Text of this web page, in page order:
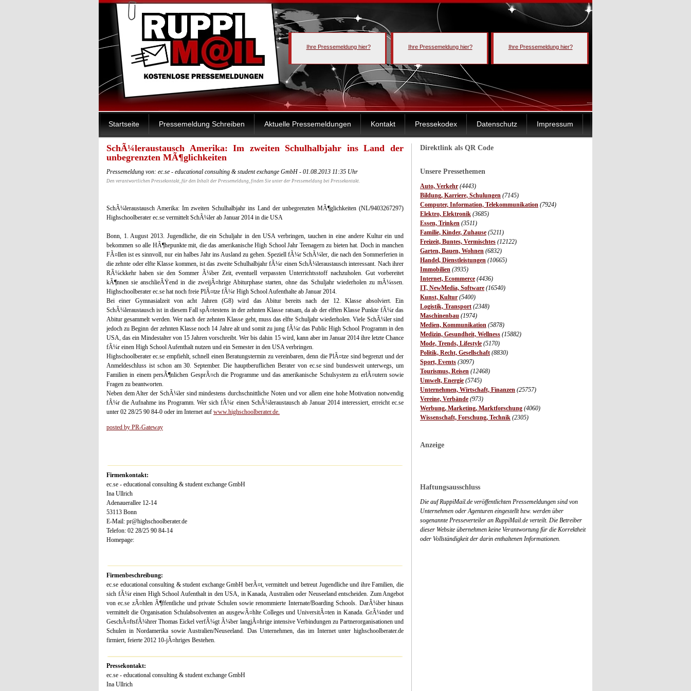
Ihre Pressemeldung hier? Ihre Pressemeldung hier? Ihre Pressemeldung hier?
Startseite Pressemeldung Schreiben Aktuelle Pressemeldungen Kontakt Pressekodex Datenschutz Impressum
Direktlink als QR Code
Unsere Pressethemen
Auto, Verkehr (4443)
Bildung, Karriere, Schulungen (7145)
Computer, Information, Telekommunikation (7924)
Elektro, Elektronik (3685)
Essen, Trinken (3511)
Familie, Kinder, Zuhause (5211)
Freizeit, Buntes, Vermischtes (12122)
Garten, Bauen, Wohnen (6832)
Handel, Dienstleistungen (10665)
Immobilien (3935)
Internet, Ecommerce (4436)
IT, NewMedia, Software (16540)
Kunst, Kultur (5400)
Logistik, Transport (2348)
Maschinenbau (1974)
Medien, Kommunikation (5878)
Medizin, Gesundheit, Wellness (15882)
Mode, Trends, Lifestyle (5170)
Politik, Recht, Gesellschaft (8830)
Sport, Events (3097)
Tourismus, Reisen (12468)
Umwelt, Energie (5745)
Unternehmen, Wirtschaft, Finanzen (25757)
Vereine, Verbände (973)
Werbung, Marketing, Marktforschung (4060)
Wissenschaft, Forschung, Technik (2305)
Anzeige
Haftungsausschluss
Die auf RuppiMail.de veröffentlichten Pressemeldungen sind von
Unternehmen oder Agenturen eingestellt bzw. werden über
sogenannte Presseverteiler an RuppiMail.de verteilt. Die Betreiber
dieser Website übernehmen keine Verantwortung für die Korrektheit
oder Vollständigkeit der darin enthaltenen Informationen.
SchÃ¼leraustausch Amerika: Im zweiten Schulhalbjahr ins Land der
unbegrenzten MÃ¶glichkeiten
Pressemeldung von: ec.se - educational consulting & student exchange GmbH - 01.08.2013 11:35 Uhr
Den verantwortlichen Pressekontakt, für den Inhalt der Pressemeldung, finden Sie unter der Pressemeldung bei Pressekontakt.
SchÃ¼leraustausch Amerika: Im zweiten Schulhalbjahr ins Land der unbegrenzten MÃ¶glichkeiten (NL/9403267297)
Highschoolberater ec.se vermittelt SchÃ¼ler ab Januar 2014 in die USA
Bonn, 1. August 2013. Jugendliche, die ein Schuljahr in den USA verbringen, tauchen in eine andere Kultur ein und
bekommen so alle HÃ¶hepunkte mit, die das amerikanische High School Jahr Teenagern zu bieten hat. Doch in manchen
FÃ¤llen ist es sinnvoll, nur ein halbes Jahr ins Ausland zu gehen. Speziell fÃ¼r SchÃ¼ler, die nach den Sommerferien in
die zehnte oder elfte Klasse kommen, ist das zweite Schulhalbjahr fÃ¼r einen SchÃ¼leraustausch interessant. Nach ihrer
RÃ¼ckkehr haben sie den Sommer Ã¼ber Zeit, eventuell verpassten Unterrichtsstoff nachzuholen. Gut vorbereitet
kÃ¶nnen sie anschlieÃŸend in die zweijÃ¤hrige Abiturphase starten, ohne das Schuljahr wiederholen zu mÃ¼ssen.
Highschoolberater ec.se hat noch freie PlÃ¤tze fÃ¼r High School Aufenthalte ab Januar 2014.
Bei einer Gymnasialzeit von acht Jahren (G8) wird das Abitur bereits nach der 12. Klasse absolviert. Ein
SchÃ¼leraustausch ist in diesem Fall spÃ¤testens in der zehnten Klasse ratsam, da ab der elften Klasse Punkte fÃ¼r das
Abitur gesammelt werden. Wer nach der zehnten Klasse geht, muss das elfte Schuljahr wiederholen. Viele SchÃ¼ler sind
jedoch zu Beginn der zehnten Klasse noch 14 Jahre alt und somit zu jung fÃ¼r das Public High School Programm in den
USA, das ein Mindestalter von 15 Jahren vorschreibt. Wer bis dahin 15 wird, kann aber im Januar 2014 ihre letzte Chance
fÃ¼r einen High School Aufenthalt nutzen und ein Semester in den USA verbringen.
Highschoolberater ec.se empfiehlt, schnell einen Beratungstermin zu vereinbaren, denn die PlÃ¤tze sind begrenzt und der
Anmeldeschluss ist schon am 30. September. Die hauptberuflichen Berater von ec.se sind bundesweit unterwegs, um
Familien in einem persÃ¶nlichen GesprÃ¤ch die Programme und das amerikanische Schulsystem zu erlÃ¤utern sowie
Fragen zu beantworten.
Neben dem Alter der SchÃ¼ler sind mindestens durchschnittliche Noten und vor allem eine hohe Motivation notwendig
fÃ¼r die Aufnahme ins Programm. Wer sich fÃ¼r einen SchÃ¼leraustausch ab Januar 2014 interessiert, erreicht ec.se
unter 02 28/25 90 84-0 oder im Internet auf www.highschoolberater.de.
posted by PR-Gateway
Firmenkontakt:
ec.se - educational consulting & student exchange GmbH
Ina Ullrich
Adenauerallee 12-14
53113 Bonn
E-Mail: pr@highschoolberater.de
Telefon: 02 28/25 90 84-14
Homepage:
Firmenbeschreibung:
ec.se educational consulting & student exchange GmbH berÃ¤t, vermittelt und betreut Jugendliche und ihre Familien, die
sich fÃ¼r einen High School Aufenthalt in den USA, in Kanada, Australien oder Neuseeland entscheiden. Zum Angebot
von ec.se zÃ¤hlen Ã¶ffentliche und private Schulen sowie renommierte Internate/Boarding Schools. DarÃ¼ber hinaus
vermittelt die Organisation Schulabsolventen an ausgewÃ¤hlte Colleges und UniversitÃ¤ten in Kanada. GrÃ¼nder und
GeschÃ¤ftsfÃ¼hrer Thomas Eickel verfÃ¼gt Ã¼ber langjÃ¤hrige intensive Verbindungen zu Partnerorganisationen und
Schulen in Nordamerika sowie Australien/Neuseeland. Das Unternehmen, das im Internet unter highschoolberater.de
firmiert, feierte 2012 10-jÃ¤hriges Bestehen.
Pressekontakt:
ec.se - educational consulting & student exchange GmbH
Ina Ullrich